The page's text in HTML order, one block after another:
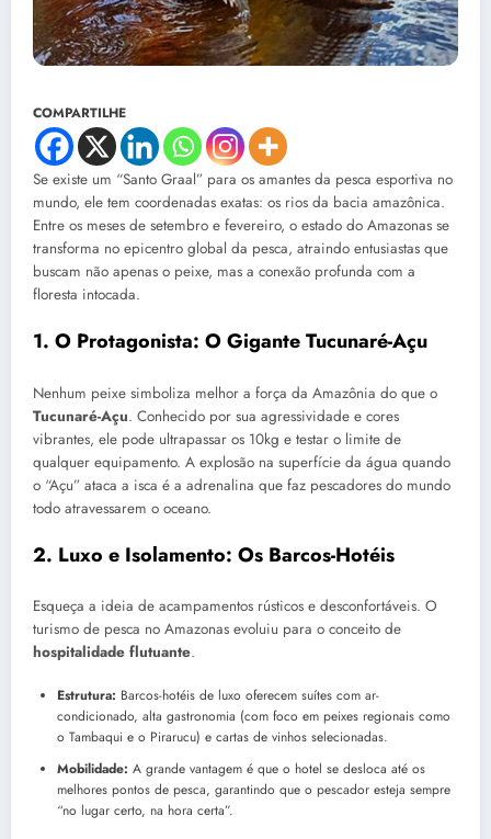
COMPARTILHE
Se existe um “Santo Graal” para os amantes da pesca esportiva no
mundo, ele tem coordenadas exatas: os rios da bacia amazônica.
Entre os meses de setembro e fevereiro, o estado do Amazonas se
transforma no epicentro global da pesca, atraindo entusiastas que
buscam não apenas o peixe, mas a conexão profunda com a
floresta intocada.
1. O Protagonista: O Gigante Tucunaré-Açu
Nenhum peixe simboliza melhor a força da Amazônia do que o
Tucunaré-Açu. Conhecido por sua agressividade e cores
vibrantes, ele pode ultrapassar os 10kg e testar o limite de
qualquer equipamento. A explosão na superfície da água quando
o “Açu” ataca a isca é a adrenalina que faz pescadores do mundo
todo atravessarem o oceano.
2. Luxo e Isolamento: Os Barcos-Hotéis
Esqueça a ideia de acampamentos rústicos e desconfortáveis. O
turismo de pesca no Amazonas evoluiu para o conceito de
hospitalidade flutuante.
Estrutura: Barcos-hotéis de luxo oferecem suítes com ar-
condicionado, alta gastronomia (com foco em peixes regionais como
o Tambaqui e o Pirarucu) e cartas de vinhos selecionadas.
Mobilidade: A grande vantagem é que o hotel se desloca até os
melhores pontos de pesca, garantindo que o pescador esteja sempre
“no lugar certo, na hora certa”.